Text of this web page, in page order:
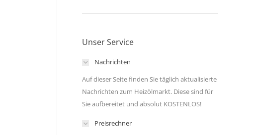
Unser Service
Nachrichten
Auf dieser Seite finden Sie täglich aktualisierte
Nachrichten zum Heizölmarkt. Diese sind für
Sie aufbereitet und absolut KOSTENLOS!
Preisrechner